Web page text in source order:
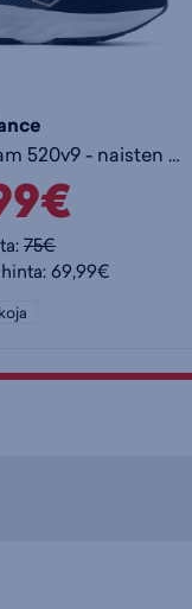
Fresh Foam 520v9 - naisten juoksukengät
75€
69,99€